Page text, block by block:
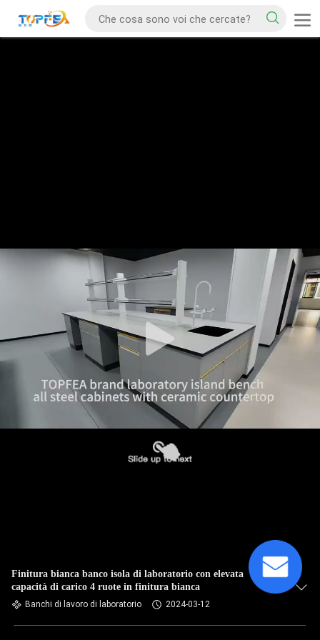
Finitura bianca banco isola di laboratorio con elevata
capacità di carico 4 ruote in finitura bianca
Banchi di lavoro di laboratorio 2024-03-12